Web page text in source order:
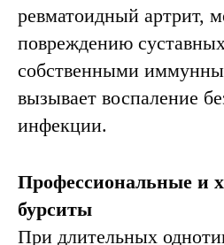
ревматоидный артрит,
повреждению
собственными
вызывает воспаление
инфекции.
Профессиональные и
бурситы
При длительных
Диагностика